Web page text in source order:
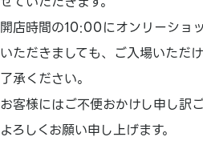
開店時間の10:00にオンリーショ
いただきましても、ご入場いただ
了承ください。
お客様にはご不便おかけし申し訳
よろしくお願い申し上げます。